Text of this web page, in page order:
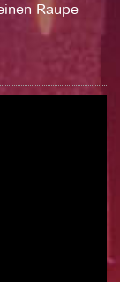
Raupe